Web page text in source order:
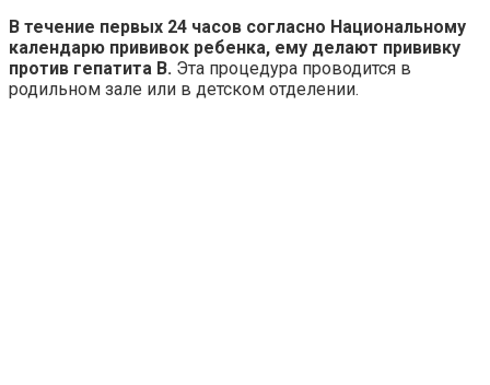
В течение первых 24 часов согласно Национальному
календарю прививок ребенка, ему делают прививку
против гепатита В. Эта процедура проводится в
родильном зале или в детском отделении.